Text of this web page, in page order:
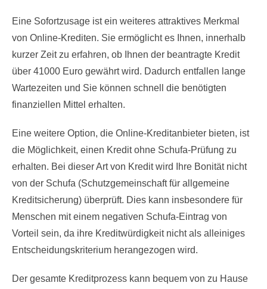
Eine Sofortzusage ist ein weiteres attraktives Merkmal
von Online-Krediten. Sie ermöglicht es Ihnen, innerhalb
kurzer Zeit zu erfahren, ob Ihnen der beantragte Kredit
über 41000 Euro gewährt wird. Dadurch entfallen lange
Wartezeiten und Sie können schnell die benötigten
finanziellen Mittel erhalten.
Eine weitere Option, die Online-Kreditanbieter bieten, ist
die Möglichkeit, einen Kredit ohne Schufa-Prüfung zu
erhalten. Bei dieser Art von Kredit wird Ihre Bonität nicht
von der Schufa (Schutzgemeinschaft für allgemeine
Kreditsicherung) überprüft. Dies kann insbesondere für
Menschen mit einem negativen Schufa-Eintrag von
Vorteil sein, da ihre Kreditwürdigkeit nicht als alleiniges
Entscheidungskriterium herangezogen wird.
Der gesamte Kreditprozess kann bequem von zu Hause